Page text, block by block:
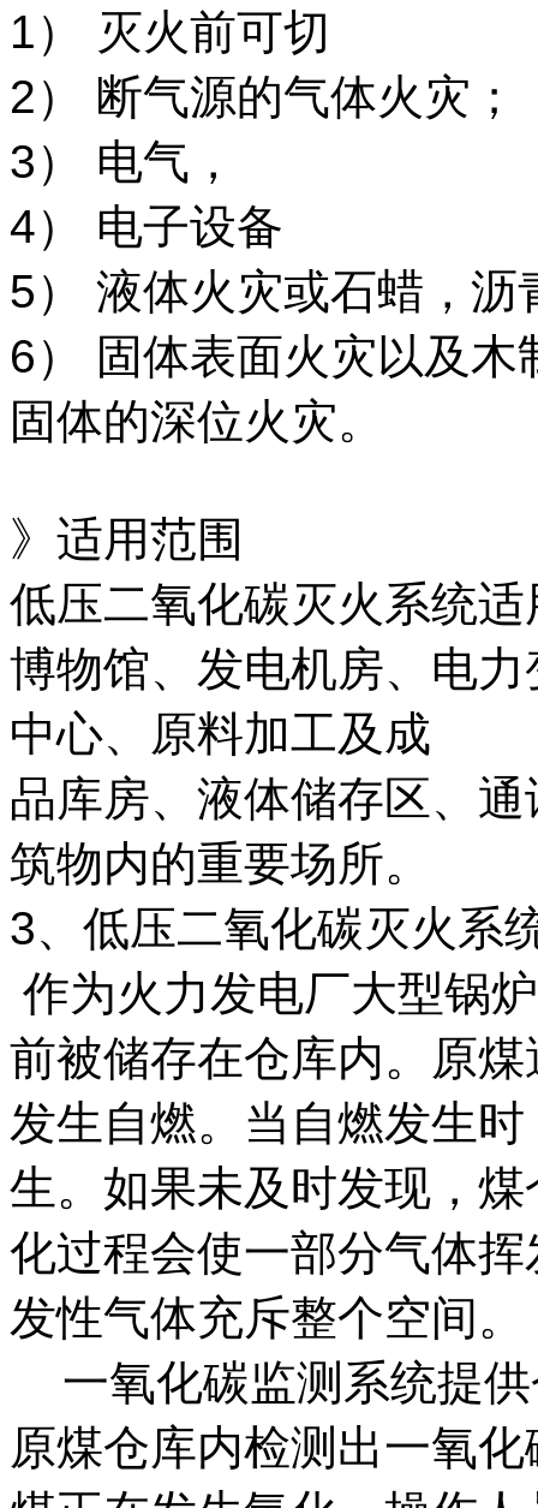
1） 灭火前可切
2） 断气源的气体火灾；
3） 电气，
4） 电子设备
5） 液体火灾或石蜡，
6） 固体表面火灾以及
固体的深位火灾。
》适用范围
低压二氧化碳灭火系统
博物馆、发电机房、电
中心、原料加工及成
品库房、液体储存区、
筑物内的重要场所。
3、低压二氧化碳灭火系
作为火力发电厂大型锅
前被储存在仓库内。原
发生自燃。当自燃发生时
生。如果未及时发现，煤
化过程会使一部分气体
发性气体充斥整个空间。
一氧化碳监测系统提供
原煤仓库内检测出一氧